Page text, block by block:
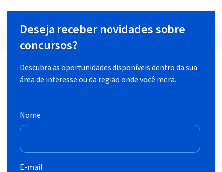
Deseja receber novidades sobre
concursos?
Descubra as oportunidades disponíveis dentro da sua
área de interesse ou da região onde você mora.
Nome
E-mail